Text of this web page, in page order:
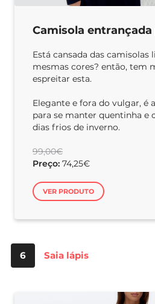
Camisola
Está cansada das camisolas
mesmas cores? então, tem
espreitar esta.
Elegante e fora do vulgar, é
para se manter quentinha e
dias frios de inverno.
99,00€
Preço: 74,25€
VER PRODUTO
6 Saia lápis